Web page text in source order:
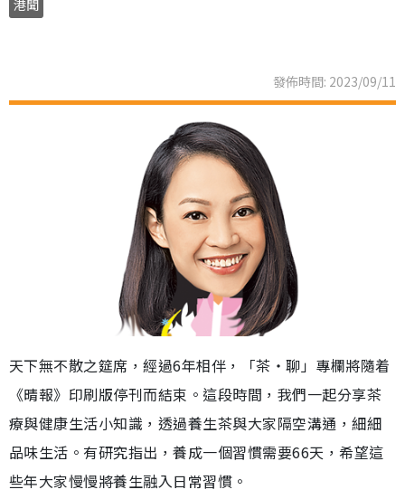
港聞
發佈時間: 2023/09/11
天下無不散之筵席，經過6年相伴，「茶‧聊」專欄將隨着
《晴報》印刷版停刊而結束。這段時間，我們一起分享茶
療與健康生活小知識，透過養生茶與大家隔空溝通，細細
品味生活。有研究指出，養成一個習慣需要66天，希望這
些年大家慢慢將養生融入日常習慣。